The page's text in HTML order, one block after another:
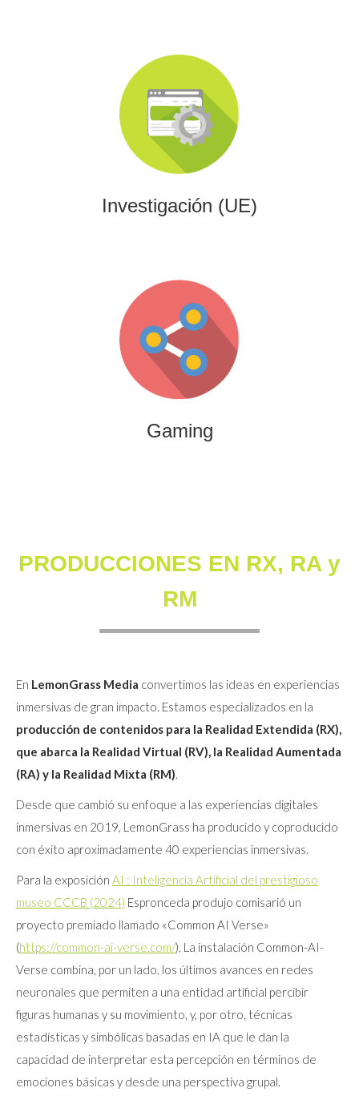
Investigación (UE)
Investigación (UE)
Impulsamos proyectos de I+D+i alineados con programas
europeos, conectando innovación tecnológica con
financiación estratégica.
Gaming
Gaming
Desarrollamos experiencias interactivas y videojuegos
que combinan entretenimiento, innovación y engagement
para marcas y audiencias.
PRODUCCIONES EN RX, RA y
RM
En LemonGrass Media convertimos las ideas en experiencias
inmersivas de gran impacto. Estamos especializados en la
producción de contenidos para la Realidad Extendida (RX),
que abarca la Realidad Virtual (RV), la Realidad Aumentada
(RA) y la Realidad Mixta (RM).
Desde que cambió su enfoque a las experiencias digitales
inmersivas en 2019, LemonGrass ha producido y coproducido
con éxito aproximadamente 40 experiencias inmersivas.
Para la exposición AI : Inteligencia Artificial del prestigioso
museo CCCB (2024) Espronceda produjo comisarió un
proyecto premiado llamado «Common AI Verse»
(https://common-ai-verse.com/), La instalación Common-AI-
Verse combina, por un lado, los últimos avances en redes
neuronales que permiten a una entidad artificial percibir
figuras humanas y su movimiento, y, por otro, técnicas
estadísticas y simbólicas basadas en IA que le dan la
capacidad de interpretar esta percepción en términos de
emociones básicas y desde una perspectiva grupal.